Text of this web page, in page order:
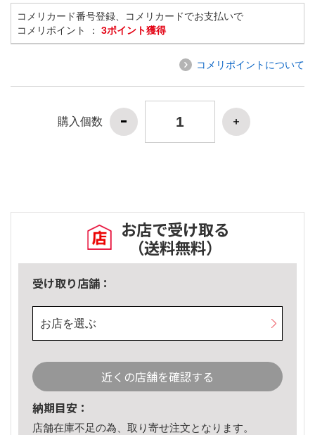
コメリカード番号登録、コメリカードでお支払いで
コメリポイント ： 3ポイント獲得
コメリポイントについて
購入個数
お店で受け取る
（送料無料）
受け取り店舗：
お店を選ぶ
近くの店舗を確認する
納期目安：
店舗在庫不足の為、取り寄せ注文となります。